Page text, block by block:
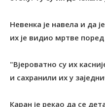
Невенка је навела и да
их је видио мртве поред
"Вјероватно су их
и сахранили их у
Каран је рекао да се